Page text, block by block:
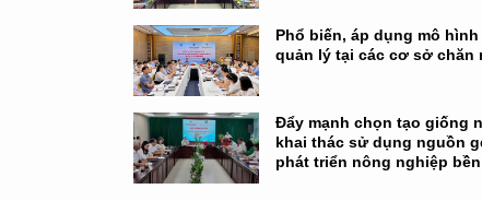
Phổ biến, áp dụng mô
quản lý tại các cơ sở chăn
Đẩy mạnh chọn tạo giống
khai thác sử dụng nguồn
phát triển nông nghiệp